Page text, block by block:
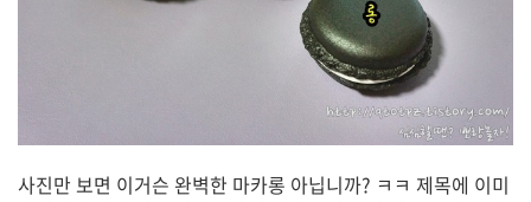
사진만 보면 이거슨 완벽한 마카롱 아닙니까? ㅋㅋ 제목에 이미